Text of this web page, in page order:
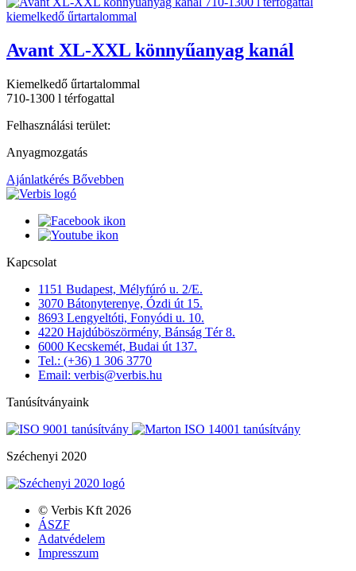
Avant XL-XXL könnyűanyag kanál
Kiemelkedő űrtartalommal
710-1300 l térfogattal
Felhasználási terület:
Anyagmozgatás
Ajánlatkérés Bővebben
Kapcsolat
1151 Budapest, Mélyfúró u. 2/E.
3070 Bátonyterenye, Ózdi út 15.
8693 Lengyeltóti, Fonyódi u. 10.
4220 Hajdúböszörmény, Bánság Tér 8.
6000 Kecskemét, Budai út 137.
Tel.: (+36) 1 306 3770
Email: verbis@verbis.hu
Tanúsítványaink
Széchenyi 2020
© Verbis Kft 2026
ÁSZF
Adatvédelem
Impresszum